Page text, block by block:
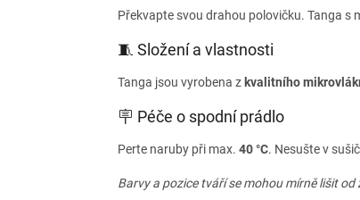
Překvapte svou drahou polovičku. Tanga s
🧵 Složení a vlastnosti
Tanga jsou vyrobena z kvalitního
🪧 Péče o spodní prádlo
Perte naruby při max. 40 °C. Nesušte v
Barvy a pozice tváří se mohou mírně lišit